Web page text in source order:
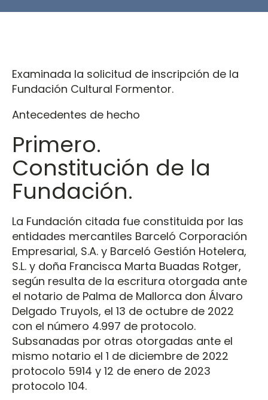
Examinada la solicitud de inscripción de la
Fundación Cultural Formentor.
Antecedentes de hecho
Primero.
Constitución de la
Fundación.
La Fundación citada fue constituida por las
entidades mercantiles Barceló Corporación
Empresarial, S.A. y Barceló Gestión Hotelera,
S.L. y doña Francisca Marta Buadas Rotger,
según resulta de la escritura otorgada ante
el notario de Palma de Mallorca don Álvaro
Delgado Truyols, el 13 de octubre de 2022
con el número 4.997 de protocolo.
Subsanadas por otras otorgadas ante el
mismo notario el 1 de diciembre de 2022
protocolo 5914 y 12 de enero de 2023
protocolo 104.